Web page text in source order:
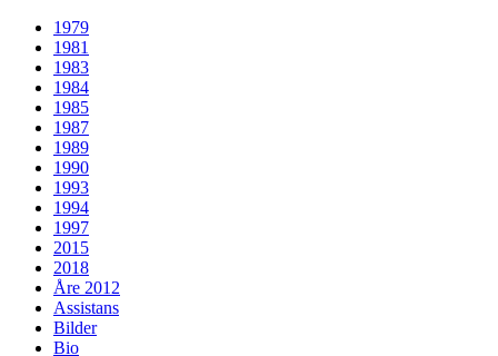
1979
1981
1983
1984
1985
1987
1989
1990
1993
1994
1997
2015
2018
Åre 2012
Assistans
Bilder
Bio